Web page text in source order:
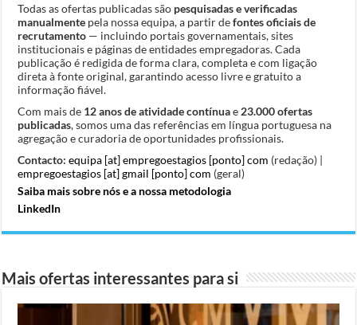
Todas as ofertas publicadas são pesquisadas e verificadas
manualmente pela nossa equipa, a partir defontes oficiais de
recrutamento — incluindo portais governamentais, sites
institucionais e páginas de entidades empregadoras. Cada
publicação é redigida de forma clara, completa e com ligação
direta à fonte original, garantindo acesso livre e gratuito a
informação fiável.
Com mais de 12 anos de atividade contínuae 23.000 ofertas
publicadas, somos uma das referências em língua portuguesa na
agregação e curadoria de oportunidades profissionais.
Contacto: equipa [at] empregoestagios [ponto] com (redação) |
empregoestagios [at] gmail [ponto] com (geral)
Saiba mais sobre nós e a nossa metodologia
LinkedIn
Mais ofertas interessantes para si